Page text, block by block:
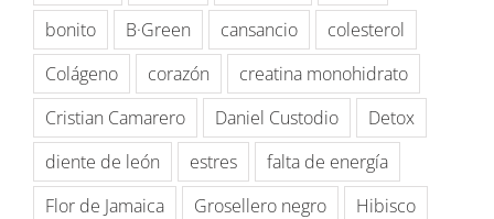
bonito
B·Green cansancio
colesterol
Colágeno
corazón
creatina monohidrato
Cristian Camarero
Daniel Custodio
Detox
diente de león
estres
falta de energía
Flor de Jamaica
Grosellero negro
Hibisco